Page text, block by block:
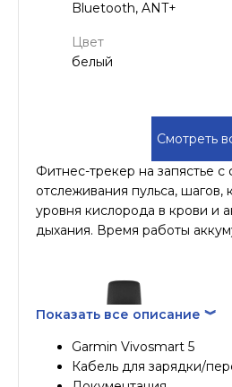
Bluetooth, ANT+
Цвет
белый
Смотреть
Фитнес-трекер на запястье с
отслеживания пульса, шагов,
уровня кислорода в крови и
дыхания. Время работы
Показать все описание ︾
Garmin Vivosmart 5
Кабель для зарядки/